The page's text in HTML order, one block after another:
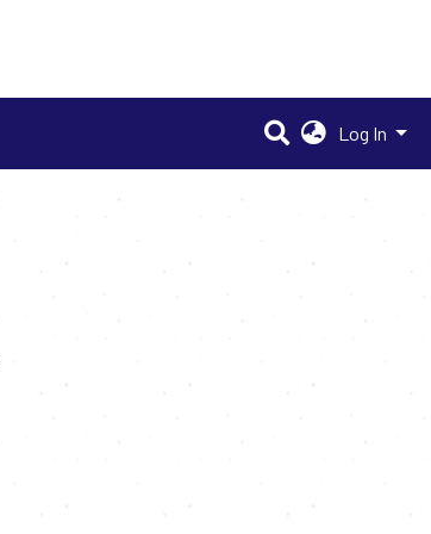
Log In